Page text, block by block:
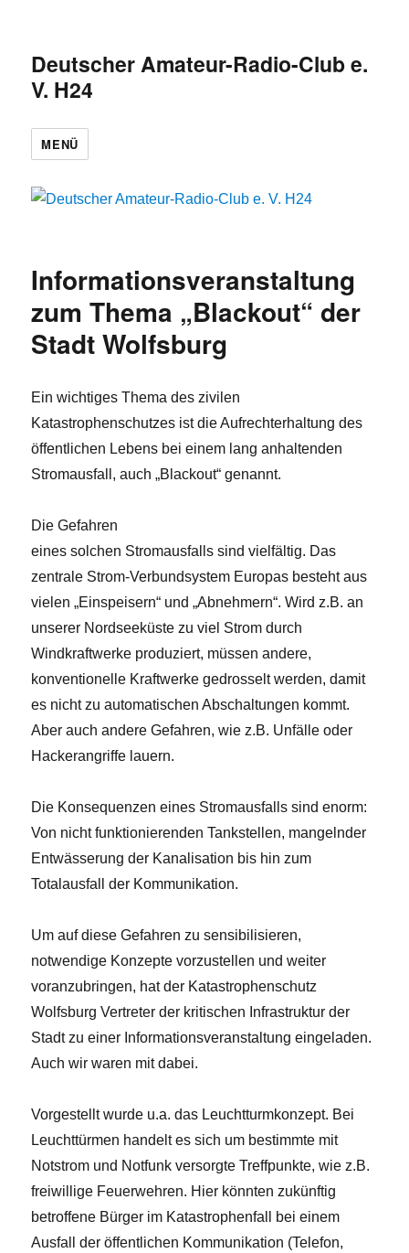
Deutscher Amateur-Radio-Club e.
V. H24
MENÜ
Informationsveranstaltung
zum Thema „Blackout“ der
Stadt Wolfsburg
Ein wichtiges Thema des zivilen
Katastrophenschutzes ist die Aufrechterhaltung des
öffentlichen Lebens bei einem lang anhaltenden
Stromausfall, auch „Blackout“ genannt.
Die Gefahren
eines solchen Stromausfalls sind vielfältig. Das
zentrale Strom-Verbundsystem Europas besteht aus
vielen „Einspeisern“ und „Abnehmern“. Wird z.B. an
unserer Nordseeküste zu viel Strom durch
Windkraftwerke produziert, müssen andere,
konventionelle Kraftwerke gedrosselt werden, damit
es nicht zu automatischen Abschaltungen kommt.
Aber auch andere Gefahren, wie z.B. Unfälle oder
Hackerangriffe lauern.
Die Konsequenzen eines Stromausfalls sind enorm:
Von nicht funktionierenden Tankstellen, mangelnder
Entwässerung der Kanalisation bis hin zum
Totalausfall der Kommunikation.
Um auf diese Gefahren zu sensibilisieren,
notwendige Konzepte vorzustellen und weiter
voranzubringen, hat der Katastrophenschutz
Wolfsburg Vertreter der kritischen Infrastruktur der
Stadt zu einer Informationsveranstaltung eingeladen.
Auch wir waren mit dabei.
Vorgestellt wurde u.a. das Leuchtturmkonzept. Bei
Leuchttürmen handelt es sich um bestimmte mit
Notstrom und Notfunk versorgte Treffpunkte, wie z.B.
freiwillige Feuerwehren. Hier könnten zukünftig
betroffene Bürger im Katastrophenfall bei einem
Ausfall der öffentlichen Kommunikation (Telefon,